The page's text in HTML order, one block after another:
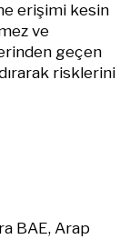
erişimi kesin
ve
geçen
risklerini
BAE, Arap